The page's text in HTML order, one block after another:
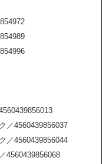
／4560439856037
／4560439856044
4560439856068